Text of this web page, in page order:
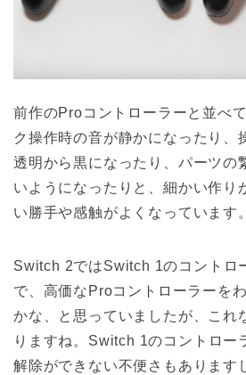
前作のProコントローラーと並べ
ク操作時の音が静かになったり、
透明から黒になったり、パーツの
いようになったりと、細かい作り
い勝手や感触がよくなっています。
Switch 2ではSwitch 1のコントロ
で、高価なProコントローラーを
かな、と思っていましたが、これ
りますね。Switch 1のコントロー
解除ができない不便さもあります